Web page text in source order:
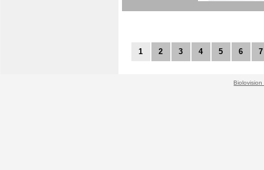
1 2 3 4 5 6 7
Biolovision